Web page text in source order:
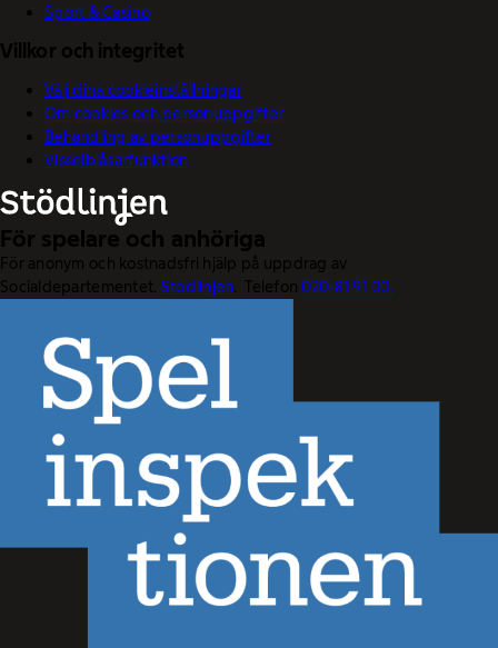
Sport & Casino
Villkor och integritet
Välj dina cookieinställningar
Om cookies och personuppgifter
Behandling av personuppgifter
Visselblåsarfunktion
För spelare och anhöriga
För anonym och kostnadsfri hjälp på uppdrag av
Socialdepartementet. Stödlinjen . Telefon020-81 91 00.